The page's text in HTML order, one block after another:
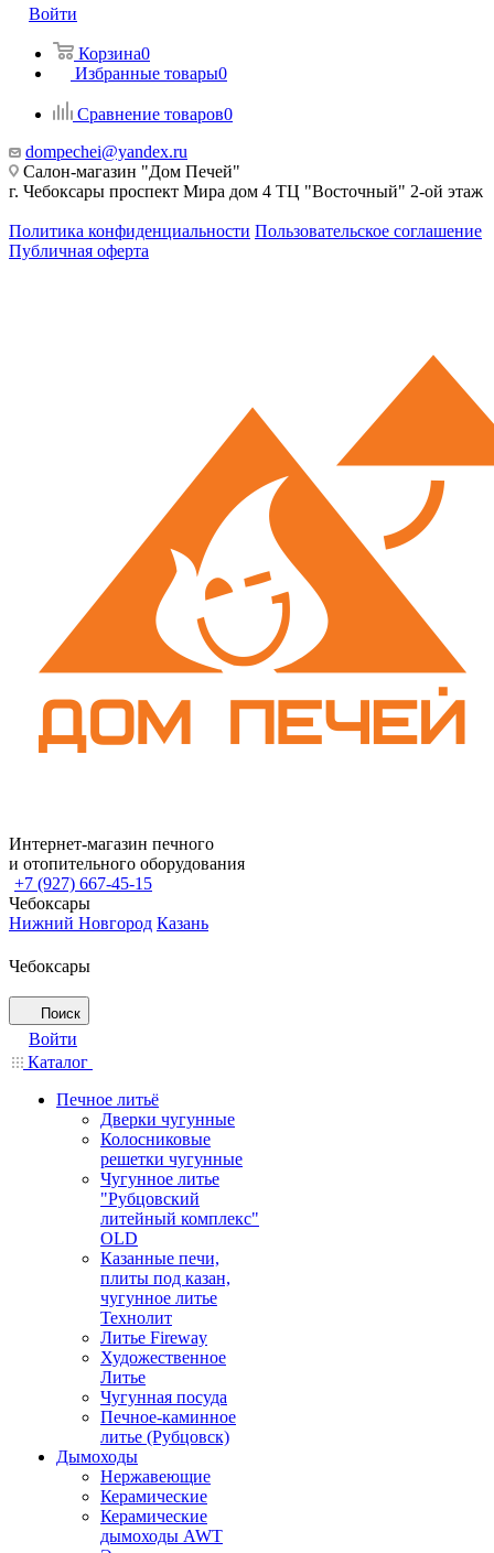
Войти
Корзина0
Избранные товары0
Сравнение товаров0
dompechei@yandex.ru
Салон-магазин "Дом Печей"
г. Чебоксары проспект Мира дом 4 ТЦ "Восточный" 2-ой этаж
Политика конфиденциальности Пользовательское соглашение
Публичная оферта
Интернет-магазин печного
и отопительного оборудования
+7 (927) 667-45-15
Чебоксары
Нижний Новгород Казань
Чебоксары
Поиск
Войти
Каталог
Печное литьё
Дверки чугунные
Колосниковые
решетки чугунные
Чугунное литье
"Рубцовский
литейный комплекс"
OLD
Казанные печи,
плиты под казан,
чугунное литье
Технолит
Литье Fireway
Художественное
Литье
Чугунная посуда
Печное-каминное
литье (Рубцовск)
Дымоходы
Нержавеющие
Керамические
Керамические
дымоходы AWT